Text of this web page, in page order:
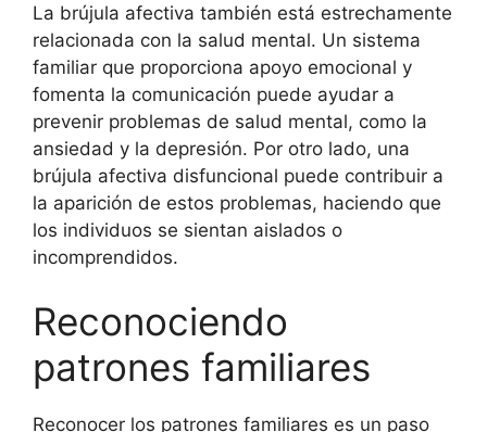
La brújula afectiva también está estrechamente
relacionada con la salud mental. Un sistema
familiar que proporciona apoyo emocional y
fomenta la comunicación puede ayudar a
prevenir problemas de salud mental, como la
ansiedad y la depresión. Por otro lado, una
brújula afectiva disfuncional puede contribuir a
la aparición de estos problemas, haciendo que
los individuos se sientan aislados o
incomprendidos.
Reconociendo
patrones familiares
Reconocer los patrones familiares es un paso